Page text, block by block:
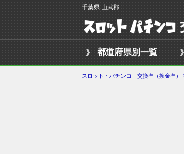
都道府県別一覧
スロット・パチンコ 交換率（換金率）
千葉県 山武郡